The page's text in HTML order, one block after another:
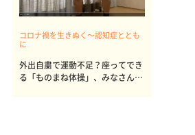
コロナ禍を生きぬく～認知症ととも
に
外出自粛で運動不足？座ってでき
る「ものまね体操」、みなさんご